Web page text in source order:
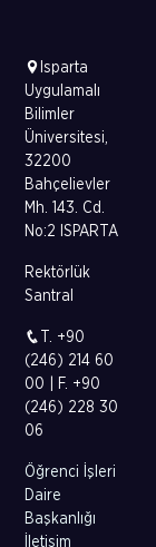
Isparta
Uygulamalı
Bilimler
Üniversitesi,
32200
Bahçelievler
Mh. 143. Cd.
No:2 ISPARTA
Rektörlük
Santral
T. +90
(246) 214 60
00 | F. +90
(246) 228 30
06
Öğrenci İşleri
Daire
Başkanlığı
İletişim